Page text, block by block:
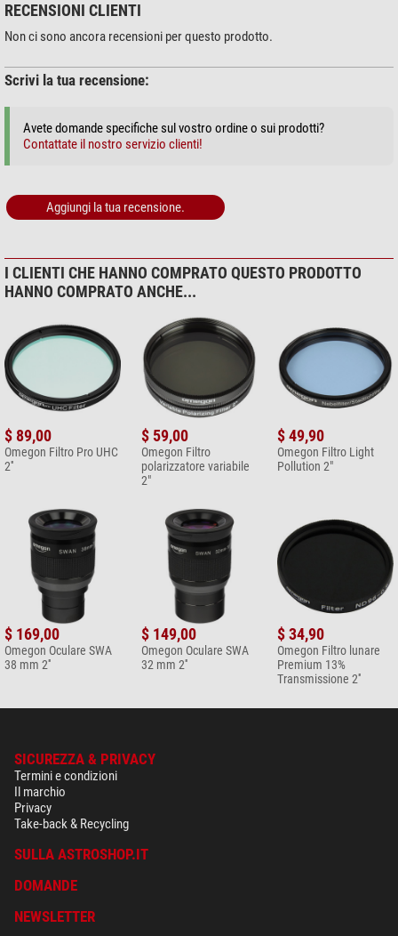
RECENSIONI CLIENTI
Non ci sono ancora recensioni per questo prodotto.
Scrivi la tua recensione:
Avete domande specifiche sul vostro ordine o sui prodotti?
Contattate il nostro servizio clienti!
Aggiungi la tua recensione.
I CLIENTI CHE HANNO COMPRATO QUESTO PRODOTTO
HANNO COMPRATO ANCHE...
$ 89,00
Omegon Filtro Pro UHC
2''
$ 59,00
Omegon Filtro
polarizzatore variabile
2"
$ 49,90
Omegon Filtro Light
Pollution 2"
$ 169,00
Omegon Oculare SWA
38 mm 2''
$ 149,00
Omegon Oculare SWA
32 mm 2''
$ 34,90
Omegon Filtro lunare
Premium 13%
Transmissione 2''
SICUREZZA & PRIVACY
Termini e condizioni
Il marchio
Privacy
Take-back & Recycling
SULLA ASTROSHOP.IT
DOMANDE
NEWSLETTER